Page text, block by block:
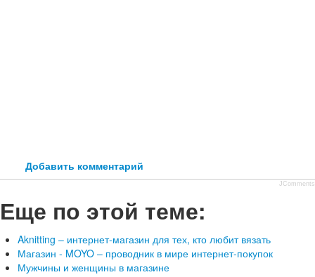
Добавить комментарий
JComments
Еще по этой теме:
Aknitting – интернет-магазин для тех, кто любит вязать
Магазин - MOYO – проводник в мире интернет-покупок
Мужчины и женщины в магазине